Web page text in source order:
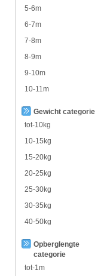
5-6m
6-7m
7-8m
8-9m
9-10m
10-11m
Gewicht categorie
tot-10kg
10-15kg
15-20kg
20-25kg
25-30kg
30-35kg
40-50kg
Opberglengte
categorie
tot-1m